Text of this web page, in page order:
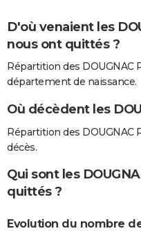
D'où venaient les
nous ont quittés ?
Répartition des DOUGNAC
département de naissance.
Où décèdent les
Répartition des DOUGNAC
décès.
Qui sont les
quittés ?
Evolution du nombre